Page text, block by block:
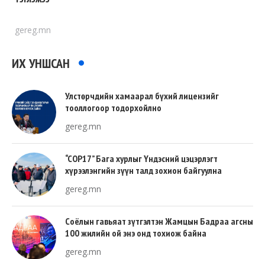
gereg.mn
ИХ УНШСАН
Улстөрчдийн хамаарал бүхий лицензийг
тооллогоор тодорхойлно
gereg.mn
“COP17” Бага хурлыг Үндэсний цэцэрлэгт
хүрээлэнгийн зүүн талд зохион байгуулна
gereg.mn
Соёлын гавьяат зүтгэлтэн Жамцын Бадраа агсны
100 жилийн ой энэ онд тохиож байна
gereg.mn